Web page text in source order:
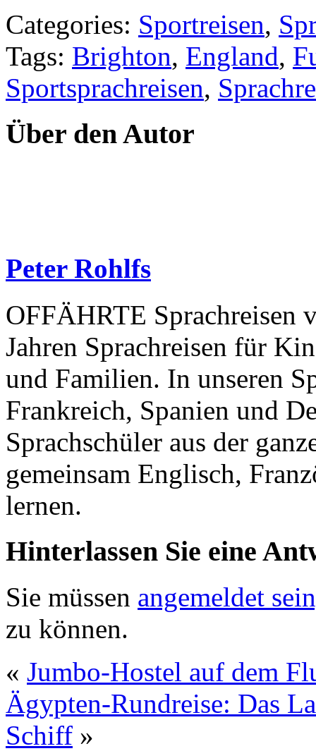
Categories: Sportreisen,
Tags: Brighton, England,
Sportsprachreisen,
Über den Autor
Peter Rohlfs
OFFÄHRTE Sprachreisen
Jahren Sprachreisen für
und Familien. In unseren
Frankreich, Spanien und
Sprachschüler aus der
gemeinsam Englisch,
lernen.
Hinterlassen Sie eine
Sie müssen angemeldet
zu können.
« Jumbo-Hostel auf dem
Ägypten-Rundreise: Das
Schiff »